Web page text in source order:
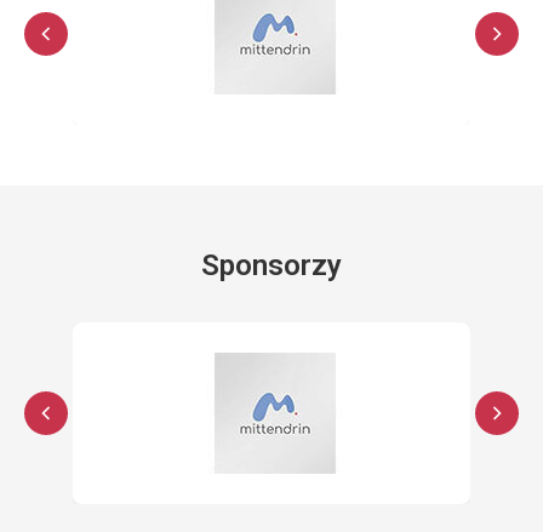
Sponsorzy